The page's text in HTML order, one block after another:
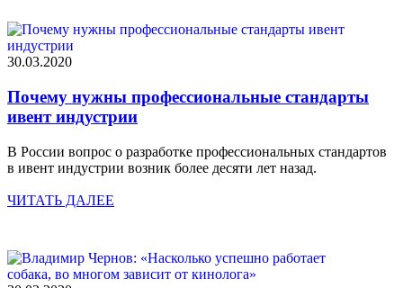
30.03.2020
Почему нужны профессиональные стандарты
ивент индустрии
В России вопрос о разработке профессиональных стандартов
в ивент индустрии возник более десяти лет назад.
ЧИТАТЬ ДАЛЕЕ